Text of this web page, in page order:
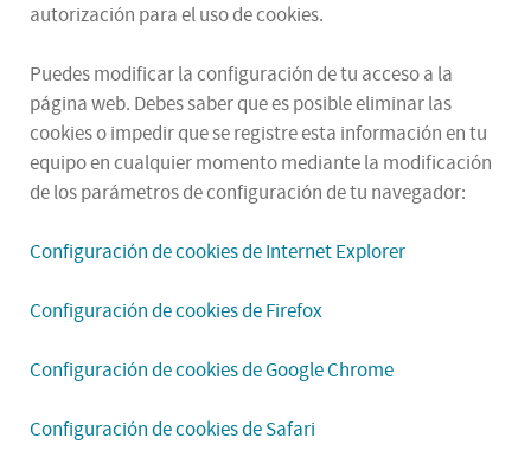
autorización para el uso de cookies.
Puedes modificar la configuración de tu acceso a la
página web. Debes saber que es posible eliminar las
cookies o impedir que se registre esta información en tu
equipo en cualquier momento mediante la modificación
de los parámetros de configuración de tu navegador:
Configuración de cookies de Internet Explorer
Configuración de cookies de Firefox
Configuración de cookies de Google Chrome
Configuración de cookies de Safari